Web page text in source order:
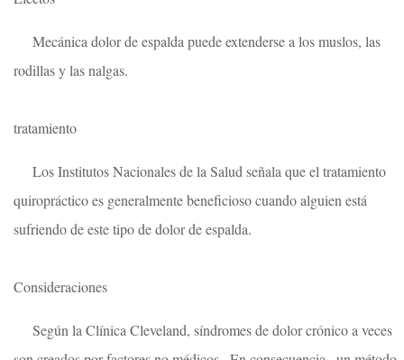
Mecánica dolor de espalda puede extenderse a los muslos, las
rodillas y las nalgas.
tratamiento
Los Institutos Nacionales de la Salud señala que el tratamiento
quiropráctico es generalmente beneficioso cuando alguien está
sufriendo de este tipo de dolor de espalda.
Consideraciones
Según la Clínica Cleveland, síndromes de dolor crónico a veces